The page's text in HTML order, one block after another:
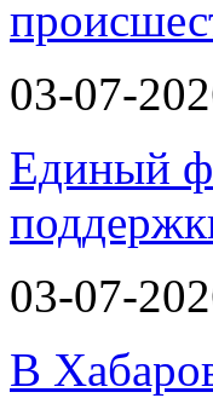
03-07-
Единый
03-07-
В